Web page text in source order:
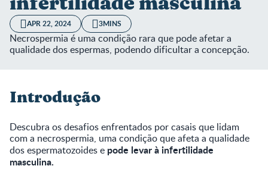
APR 22, 2024 3MINS
Necrospermia é uma condição rara que pode afetar a
qualidade dos espermas, podendo dificultar a concepção.
Introdução
Descubra os desafios enfrentados por casais que lidam
com a necrospermia, uma condição que afeta a qualidade
dos espermatozoides e pode levar à infertilidade
masculina.